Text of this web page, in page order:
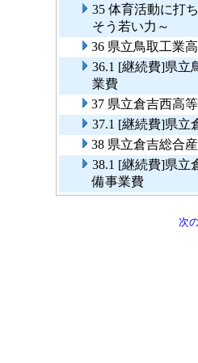
35 体育活動に打
そう若い力～
36 県立鳥取工業
36.1 [継続費]県立
業費
37 県立倉吉西高
37.1 [継続費]県立
38 県立倉吉総合
38.1 [継続費]県立
備事業費
次